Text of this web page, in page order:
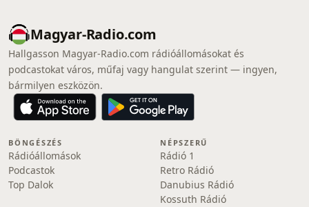
Magyar-Radio.com
Hallgasson Magyar-Radio.com rádióállomásokat és
podcastokat város, műfaj vagy hangulat szerint — ingyen,
bármilyen eszközön.
BÖNGÉSZÉS
Rádióállomások
Podcastok
Top Dalok
NÉPSZERŰ
Rádió 1
Retro Rádió
Danubius Rádió
Kossuth Rádió